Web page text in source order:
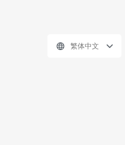
繁体中文